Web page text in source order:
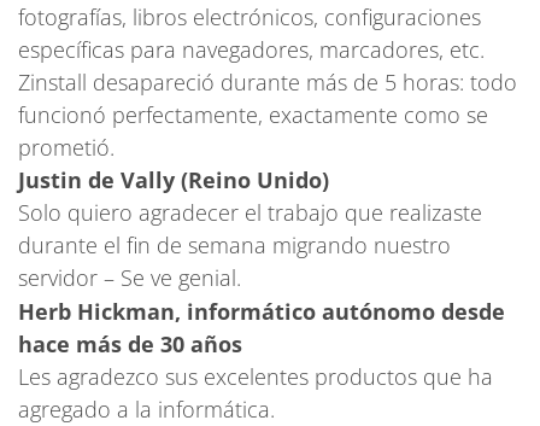
fotografías, libros electrónicos, configuraciones
específicas para navegadores, marcadores, etc.
Zinstall desapareció durante más de 5 horas: todo
funcionó perfectamente, exactamente como se
prometió.
Justin de Vally (Reino Unido)
Solo quiero agradecer el trabajo que realizaste
durante el fin de semana migrando nuestro
servidor – Se ve genial.
Herb Hickman, informático autónomo desde
hace más de 30 años
Les agradezco sus excelentes productos que ha
agregado a la informática.